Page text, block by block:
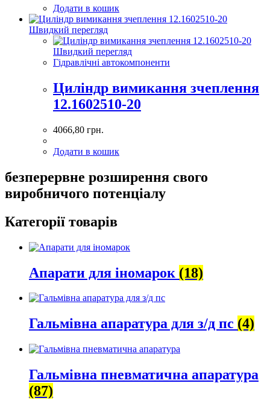
Додати в кошик
Швидкий перегляд
Швидкий перегляд
Гідравлічні автокомпоненти
Циліндр вимикання зчеплення
12.1602510-20
4066,80 грн.
Додати в кошик
безперервне розширення свого
виробничого потенціалу
Категорії товарів
Апарати для іномарок (18)
Гальмівна апаратура для з/д пс (4)
Гальмівна пневматична апаратура
(87)